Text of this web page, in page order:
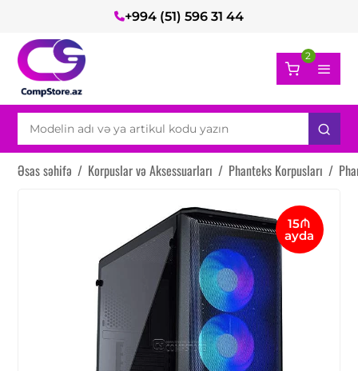
+994 (51) 596 31 44
2
Əsas səhifə / Korpuslar və Aksessuarları / Phanteks Korpusları /
15₼
ayda